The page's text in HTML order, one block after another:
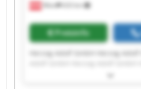
Wien 633 km
Preisinfo
Herzog Adolf GmbH Herzog
GmbH Herzog Adolf GmbH